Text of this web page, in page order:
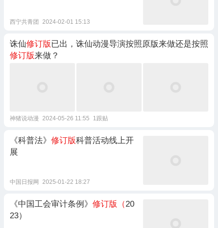
西宁共青团 2024-02-01 15:13
诛仙修订版已出，诛仙动漫导演按照原版来做还是按照
修订版来做？
神猪说动漫 2024-05-26 11:55 1跟贴
《科普法》 修订版科普活动线上开
展
中国日报网 2025-01-22 18:27
《中国工会审计条例》 修订版（20
23）